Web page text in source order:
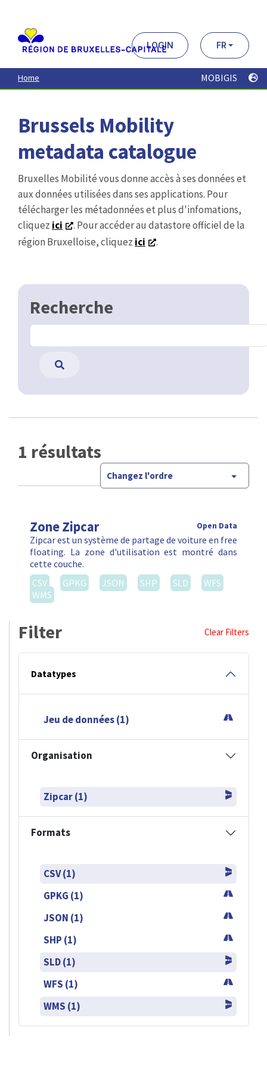
contenu
principal
LOGIN FR
Home MOBIGIS
Brussels Mobility
metadata catalogue
Bruxelles Mobilité vous donne accès à ses données et
aux données utilisées dans ses applications. Pour
télécharger les métadonnées et plus d'infomations,
cliquez ici
. Pour accéder au datastore officiel de la
région Bruxelloise, cliquez ici .
Recherche
1 résultats
Changez l'ordre
Zone Zipcar Open Data
Zipcar est un système de partage de voiture en free
floating. La zone d'utilisation est montré dans
cette couche.
CSV
GPKG JSON SHP SLD
WFS
WMS
Filter Clear Filters
Datatypes
Jeu de données (1)
Organisation
Zipcar (1)
Formats
CSV (1)
GPKG (1)
JSON (1)
SHP (1)
SLD (1)
WFS (1)
WMS (1)